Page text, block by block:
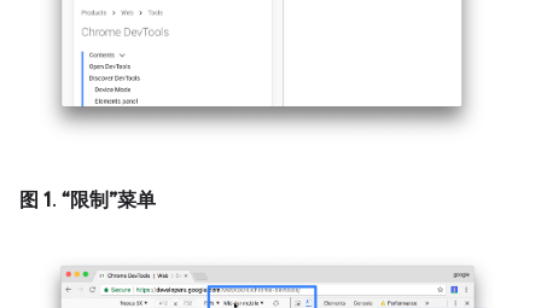
图 1. “限制”菜单